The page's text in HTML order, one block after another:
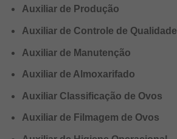
Auxiliar de Produção
Auxiliar de Controle de Qualidade
Auxiliar de Manutenção
Auxiliar de Almoxarifado
Auxiliar Classificação de Ovos
Auxiliar de Filmagem de Ovos